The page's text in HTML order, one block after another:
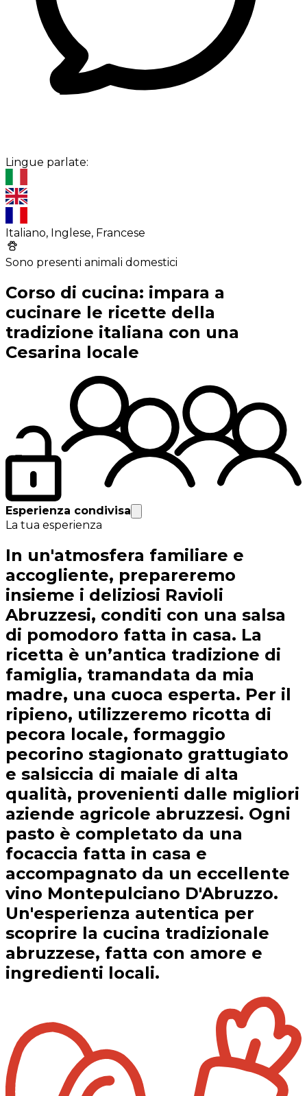
Lingue parlate:
Italiano, Inglese, Francese
Sono presenti animali domestici
Corso di cucina: impara a
cucinare le ricette della
tradizione italiana con una
Cesarina locale
Esperienza condivisa
La tua esperienza
In un'atmosfera familiare e
accogliente, prepareremo
insieme i deliziosi Ravioli
Abruzzesi, conditi con una salsa
di pomodoro fatta in casa. La
ricetta è un’antica tradizione di
famiglia, tramandata da mia
madre, una cuoca esperta. Per il
ripieno, utilizzeremo ricotta di
pecora locale, formaggio
pecorino stagionato grattugiato
e salsiccia di maiale di alta
qualità, provenienti dalle migliori
aziende agricole abruzzesi. Ogni
pasto è completato da una
focaccia fatta in casa e
accompagnato da un eccellente
vino Montepulciano D'Abruzzo.
Un'esperienza autentica per
scoprire la cucina tradizionale
abruzzese, fatta con amore e
ingredienti locali.